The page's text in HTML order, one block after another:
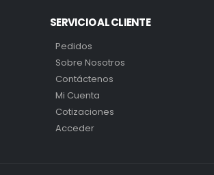
SERVICIO AL CLIENTE
Pedidos
Sobre Nosotros
Contáctenos
Mi Cuenta
Cotizaciones
Acceder